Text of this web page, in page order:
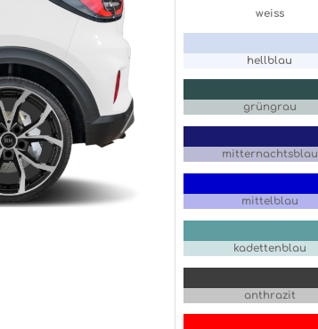
weiss
hellblau
grüngrau
mitternachtsblau
mittelblau
kadettenblau
anthrazit